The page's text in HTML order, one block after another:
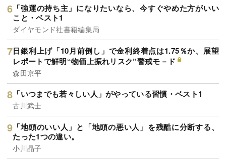
「強運の持ち主」になりたいなら、今すぐやめた方がいい
こと・ベスト1
ダイヤモンド社書籍編集局
日銀利上げ「10月前倒し」で金利終着点は1.75％か、展望
レポートで鮮明“物価上振れリスク”警戒モ－ド
森田京平
「いつまでも若々しい人」がやっている習慣・ベスト1
古川武士
「地頭のいい人」と「地頭の悪い人」を残酷に分断する、
たった1つの違い。
小川晶子